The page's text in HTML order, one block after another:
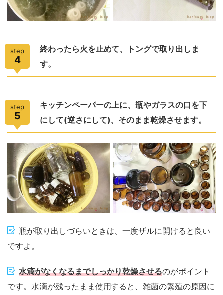
step
4
終わったら火を止めて、トングで取り出しま
す。
step
5
キッチンペーパーの上に、瓶やガラスの口を下
にして(逆さにして)、そのまま乾燥させます。
瓶が取り出しづらいときは、一度ザルに開けると良い
ですよ。
水滴がなくなるまでしっかり乾燥させるのがポイント
です。水滴が残ったまま使用すると、雑菌の繁殖の原因に